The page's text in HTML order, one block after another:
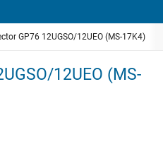
GP76 12UGSO/12UEO (MS-17K4)
12UEO (MS-